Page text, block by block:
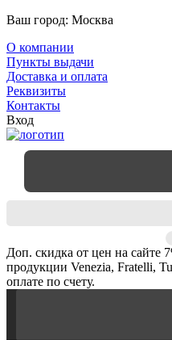
Ваш город: Москва
О компании
Пункты выдачи
Доставка и оплата
Реквизиты
Контакты
Вход
Доп. скидка от цен на сайте
продукции Venezia, Fratelli,
оплате по счету.